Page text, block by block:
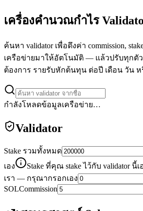
เครื่องคำนวณกำไร
ค้นหา validator เพื่อดึงค่า commission,
เครือข่ายมาให้อัตโนมัติ — แล้วปรับทุกตัว
ต้องการ รายรับหักต้นทุน ต่อปี เดือน วัน ห
กำลังโหลดข้อมูลเครือข่าย…
Validator
Stake รวมทั้งหมด
เอง
Stake ที่คุณ stake ไว้กับ validator
เรา — กรุณากรอกเอง
SOLCommission